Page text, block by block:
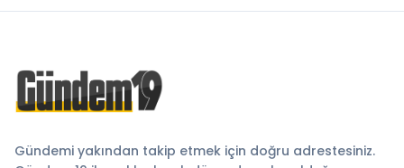
Gündemi yakından takip etmek için doğru adrestesiniz.